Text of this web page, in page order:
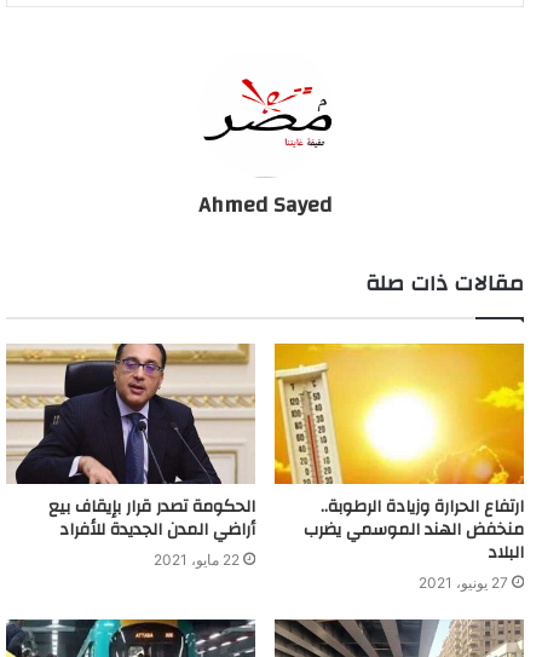
وقال عوض تاج الدين إن الدولة تبحث عن كل جديد في ملف علاج
الحالات المصابة بل عدة بروتوكولات ويتم تحديثها بشكل مستمر.
وأشار إلى أنه يجري اختبار عقار “أفيجان” اليابانى كتجربة لعلاج
المصابين بالفيروس، مشددا على أن بروتوكولات العلاج المستخدمة
في مصر لعلاج الفيروس من أفضل البروتوكولات، لافتا إلى أن منحنى
عدد الإصابات بكورونا فى مصر مازال في حدود المتوقع، منوها إلى أنه
إذا لم يلتزم المواطنين بالتباعد الاجتماعي ستزيد الحالات في الفترة
المقبلة.
مستشار الرئيس لشئون الصحة: لا يوجد علاج لفيروس
كورونا حتى الآن
Ahmed Sayed
مقالات ذات صلة
ارتفاع الحرارة وزيادة الرطوبة..
منخفض الهند الموسمي يضرب
البلاد
27 يونيو، 2021
الحكومة تصدر قرار بإيقاف بيع
أراضي المدن الجديدة للأفراد
22 مايو، 2021